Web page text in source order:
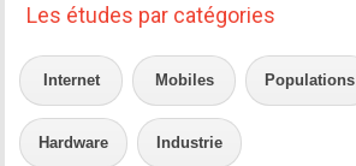
Les études par catégories
Internet Mobiles Populations
Hardware Industrie